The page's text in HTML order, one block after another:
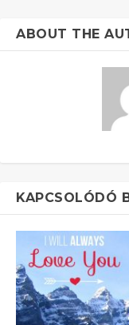
ABOUT THE
KAPCSOLÓDÓ